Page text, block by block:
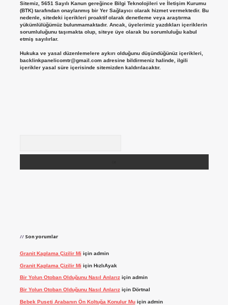
Sitemiz, 5651 Sayılı Kanun gereğince Bilgi Teknolojileri ve İletişim Kurumu
(BTK) tarafından onaylanmış bir Yer Sağlayıcı olarak hizmet vermektedir. Bu
nedenle, sitedeki içerikleri proaktif olarak denetleme veya araştırma
yükümlülüğümüz bulunmamaktadır. Ancak, üyelerimiz yazdıkları içeriklerin
sorumluluğunu taşımakta olup, siteye üye olarak bu sorumluluğu kabul
etmiş sayılırlar.
Hukuka ve yasal düzenlemelere aykırı olduğunu düşündüğünüz içerikleri,
backlinkpanelicomtr@gmail.comadresine bildirmeniz halinde, ilgili
içerikler yasal süre içerisinde sitemizden kaldırılacaktır.
Son yorumlar
Granit Kaplama Çizilir Mi için admin
Granit Kaplama Çizilir Mi için HızlıAyak
Bir Yolun Otoban Olduğunu Nasıl Anlarıziçin admin
Bir Yolun Otoban Olduğunu Nasıl Anlarıziçin Dörtnal
Bebek Puseti Arabanın Ön Koltuğa Konulur Muiçin admin